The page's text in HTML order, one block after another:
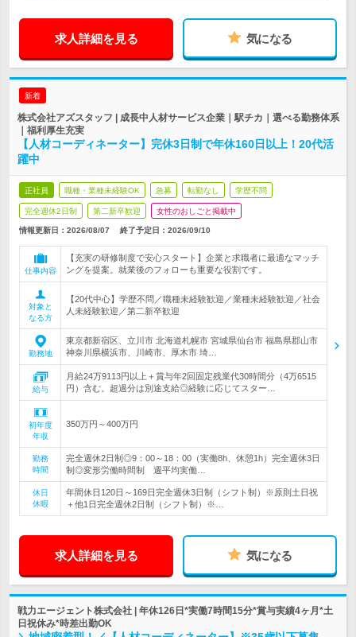
求人詳細を見る 気になる
新着
株式会社アズスタッフ | 成長中人材サービス企業｜駅チカ｜選べる勤務体系
｜福利厚生充実
【人材コーディネーター】完休3日制で年休160日以上！20代活
躍中
正社員 職種・業種未経験OK 急募 転勤なし 学歴不問
完全週休2日制 第二新卒歓迎 女性のおしごと掲載中
情報更新日：2026/08/07 終了予定日： 2026/09/10
仕事内容
【充実の研修制度で安心スタート】企業と求職者に最適なマッチ
ングを提案。就業後のフォローも重要な役割です。
対象と
なる方
【20代中心】学歴不問／職種未経験歓迎／業種未経験歓迎／社会
人未経験歓迎／第二新卒歓迎
勤務地
東京都新宿区、立川市 北海道札幌市 宮城県仙台市 福島県郡山市
神奈川県横浜市、川崎市、厚木市 埼…
給与
月給24万9113円以上＋賞与年2回固定残業代30時間分（4万6515
円）含む。超過分は別途支給◎経験に応じてスター…
初年度
年収
350万円～400万円
勤務
時間
完全週休2日制◎9：00～18：00（実働8h、休憩1h）完全週休3日
制◎変形労働時間制 週平均実働…
休日
休暇
年間休日120日～169日完全週休3日制（シフト制）※原則土日祝
＋他1日完全週休2日制（シフト制）※…
求人詳細を見る 気になる
戦力エージェント株式会社 | 年休126日*実働7時間15分*賞与実績4ヶ月*土
日祝休み*時差出勤OK